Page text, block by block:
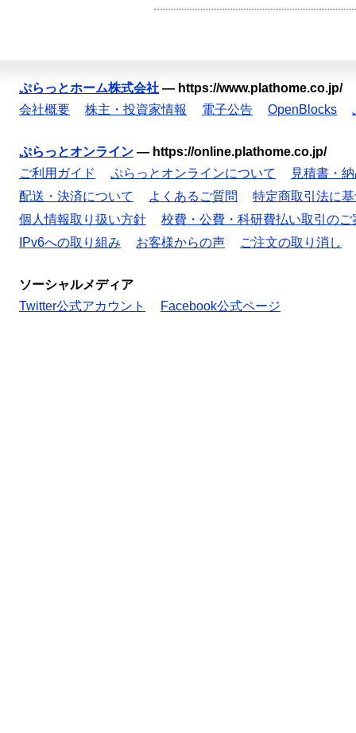
ぷらっとホーム株式会社 — https://www.plathome.co.jp/
会社概要
株主・投資家情報 電子公告 OpenBlocks
ぷらっとオンライン — https://online.plathome.co.jp/
ご利用ガイド
ぷらっとオンラインについて
見積書・
配送・決済について
よくあるご質問
特定商取引法に
個人情報取り扱い方針
校費・公費・科研費払い取引のご
IPv6への取り組み
お客様からの声 ご注文の取り消し
ソーシャルメディア
Twitter公式アカウント
Facebook公式ページ